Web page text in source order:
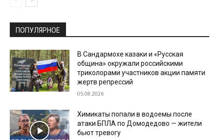
ПОПУЛЯРНОЕ
В Сандармохе казаки и «Русская
община» окружали российскими
триколорами участников акции памяти
жертв репрессий
05.08.2026
Химикаты попали в водоемы после
атаки БПЛА по Домодедово — жители
бьют тревогу